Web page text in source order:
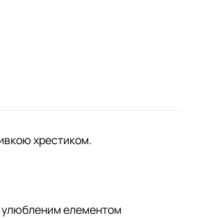
хрестиком.
улюбленим елементом